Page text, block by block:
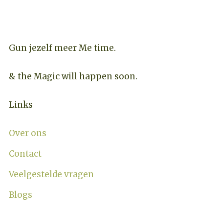
Gun jezelf meer Me time.​
& the Magic will happen soon.
Links
Over ons
Contact
Veelgestelde vragen
Blogs